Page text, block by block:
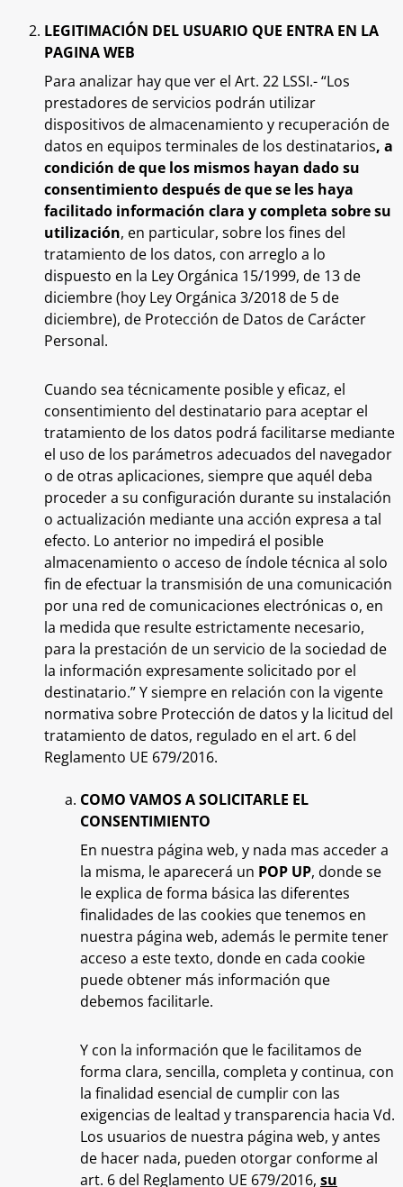
LEGITIMACIÓN DEL USUARIO QUE ENTRA EN LA
PAGINA WEB
Para analizar hay que ver el Art. 22 LSSI.- “Los
prestadores de servicios podrán utilizar
dispositivos de almacenamiento y recuperación de
datos en equipos terminales de los destinatarios, a
condición de que los mismos hayan dado su
consentimiento después de que se les haya
facilitado información clara y completa sobre su
utilización, en particular, sobre los fines del
tratamiento de los datos, con arreglo a lo
dispuesto en la Ley Orgánica 15/1999, de 13 de
diciembre (hoy Ley Orgánica 3/2018 de 5 de
diciembre), de Protección de Datos de Carácter
Personal.
Cuando sea técnicamente posible y eficaz, el
consentimiento del destinatario para aceptar el
tratamiento de los datos podrá facilitarse mediante
el uso de los parámetros adecuados del navegador
o de otras aplicaciones, siempre que aquél deba
proceder a su configuración durante su instalación
o actualización mediante una acción expresa a tal
efecto. Lo anterior no impedirá el posible
almacenamiento o acceso de índole técnica al solo
fin de efectuar la transmisión de una comunicación
por una red de comunicaciones electrónicas o, en
la medida que resulte estrictamente necesario,
para la prestación de un servicio de la sociedad de
la información expresamente solicitado por el
destinatario.” Y siempre en relación con la vigente
normativa sobre Protección de datos y la licitud del
tratamiento de datos, regulado en el art. 6 del
Reglamento UE 679/2016.
COMO VAMOS A SOLICITARLE EL
CONSENTIMIENTO
En nuestra página web, y nada mas acceder a
la misma, le aparecerá un POP UP, donde se
le explica de forma básica las diferentes
finalidades de las cookies que tenemos en
nuestra página web, además le permite tener
acceso a este texto, donde en cada cookie
puede obtener más información que
debemos facilitarle.
Y con la información que le facilitamos de
forma clara, sencilla, completa y continua, con
la finalidad esencial de cumplir con las
exigencias de lealtad y transparencia hacia Vd.
Los usuarios de nuestra página web, y antes
de hacer nada, pueden otorgar conforme al
art. 6 del Reglamento UE 679/2016, su